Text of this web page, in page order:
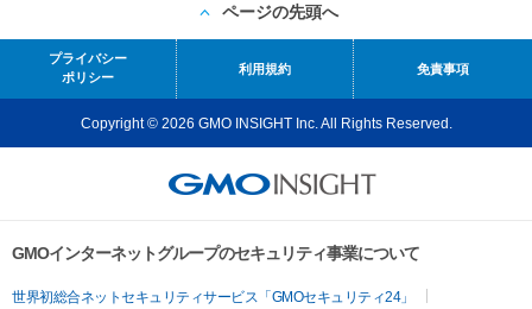
ページの先頭へ
プライバシー
ポリシー
利用規約 免責事項
Copyright © 2026 GMO INSIGHT Inc. All Rights Reserved.
GMOインターネットグループのセキュリティ事業について
世界初総合ネットセキュリティサービス「GMOセキュリティ24」